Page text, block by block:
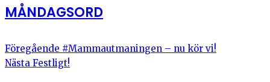
MÅNDAGSORD
Föregående #Mammautmaningen – nu kör vi!
Nästa Festligt!